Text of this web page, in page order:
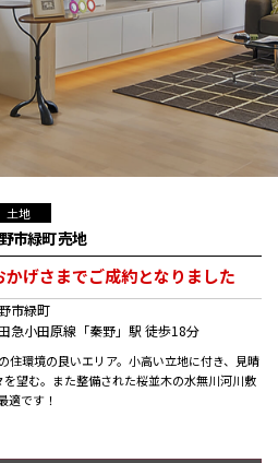
土地
市緑町 売地
かげさまでご成約となりました
市緑町
急小田原線「秦野」駅 徒歩18分
住環境の良いエリア。小高い立地に付き、見晴
望む。また整備された桜並木の水無川河川敷
適です！